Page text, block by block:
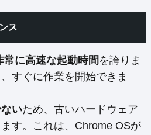
ス
常に高速な起動時間 を誇りま
すぐに作業を開始できま
いため、古いハードウェア
す。これは、Chrome OSが